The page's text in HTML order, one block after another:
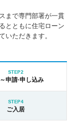
まで専門部署が一貫
とともに住宅ローン
いただきます。
STEP2
申請·申し込み
STEP4
ご入居